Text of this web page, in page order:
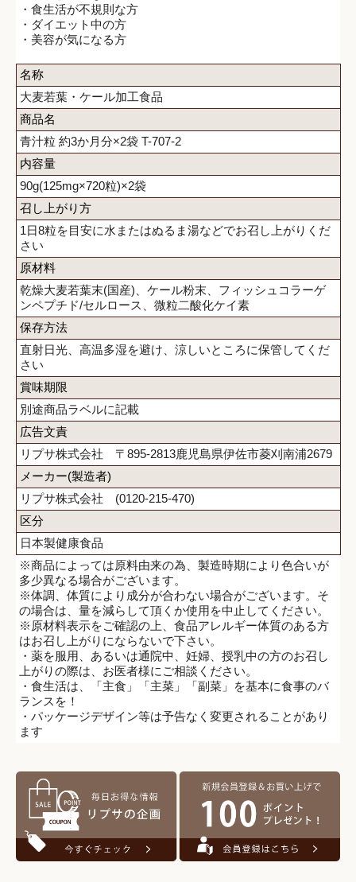
・食生活が不規則な方
・ダイエット中の方
・美容が気になる方
名称
大麦若葉・ケール加工食品
商品名
青汁粒 約3か月分×2袋 T-707-2
内容量
90g(125mg×720粒)×2袋
召し上がり方
1日8粒を目安に水またはぬるま湯などでお召し上がりくだ
さい
原材料
乾燥大麦若葉末(国産)、ケール粉末、フィッシュコラーゲ
ンペプチド/セルロース、微粒二酸化ケイ素
保存方法
直射日光、高温多湿を避け、涼しいところに保管してくだ
さい
賞味期限
別途商品ラベルに記載
広告文責
リプサ株式会社 〒895-2813鹿児島県伊佐市菱刈南浦2679
メーカー(製造者)
リプサ株式会社 (0120-215-470)
区分
日本製健康食品
※商品によっては原料由来の為、製造時期により色合いが
多少異なる場合がございます。
※体調、体質により成分が合わない場合がございます。そ
の場合は、量を減らして頂くか使用を中止してください。
※原材料表示をご確認の上、食品アレルギー体質のある方
はお召し上がりにならないで下さい。
・薬を服用、あるいは通院中、妊婦、授乳中の方のお召し
上がりの際は、お医者様にご相談ください。
・食生活は、「主食」「主菜」「副菜」を基本に食事のバ
ランスを！
・パッケージデザイン等は予告なく変更されることがあり
ます